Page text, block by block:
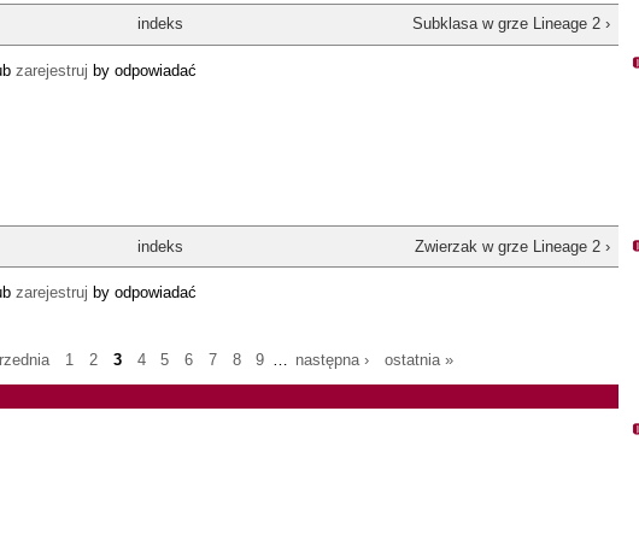
indeks Subklasa w grze Lineage 2 ›
zarejestruj by odpowiadać
indeks Zwierzak w grze Lineage 2 ›
zarejestruj by odpowiadać
1 2 3 4 5 6 7 8 9 następna › ostatnia »